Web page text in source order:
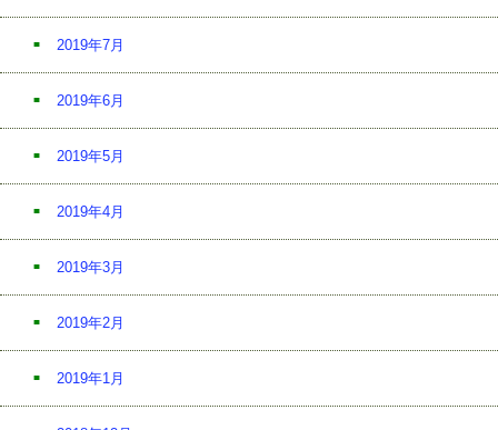
2019年7月
2019年6月
2019年5月
2019年4月
2019年3月
2019年2月
2019年1月